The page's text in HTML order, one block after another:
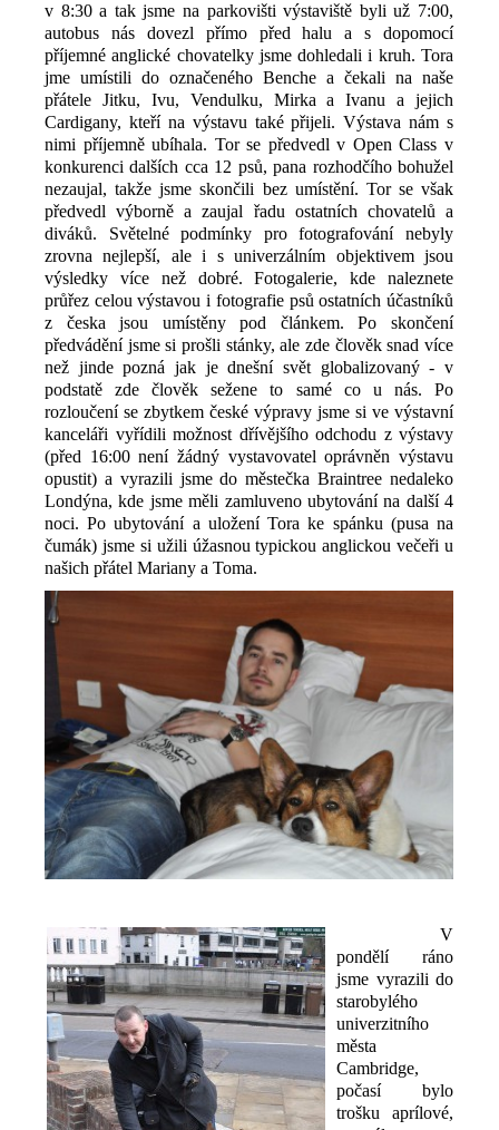
v 8:30 a tak jsme na parkovišti výstaviště byli už 7:00,
autobus nás dovezl přímo před halu a s dopomocí
příjemné anglické chovatelky jsme dohledali i kruh. Tora
jme umístili do označeného Benche a čekali na naše
přátele Jitku, Ivu, Vendulku, Mirka a Ivanu a jejich
Cardigany, kteří na výstavu také přijeli. Výstava nám s
nimi příjemně ubíhala. Tor se předvedl v Open Class v
konkurenci dalších cca 12 psů, pana rozhodčího bohužel
nezaujal, takže jsme skončili bez umístění. Tor se však
předvedl výborně a zaujal řadu ostatních chovatelů a
diváků. Světelné podmínky pro fotografování nebyly
zrovna nejlepší, ale i s univerzálním objektivem jsou
výsledky více než dobré. Fotogalerie, kde naleznete
průřez celou výstavou i fotografie psů ostatních účastníků
z česka jsou umístěny pod článkem. Po skončení
předvádění jsme si prošli stánky, ale zde člověk snad více
než jinde pozná jak je dnešní svět globalizovaný - v
podstatě zde člověk sežene to samé co u nás. Po
rozloučení se zbytkem české výpravy jsme si ve výstavní
kanceláři vyřídili možnost dřívějšího odchodu z výstavy
(před 16:00 není žádný vystavovatel oprávněn výstavu
opustit) a vyrazili jsme do městečka Braintree nedaleko
Londýna, kde jsme měli zamluveno ubytování na další 4
noci. Po ubytování a uložení Tora ke spánku (pusa na
čumák) jsme si užili úžasnou typickou anglickou večeři u
našich přátel Mariany a Toma.
V
pondělí ráno
jsme vyrazili do
starobylého
univerzitního
města
Cambridge,
počasí bylo
trošku aprílové,